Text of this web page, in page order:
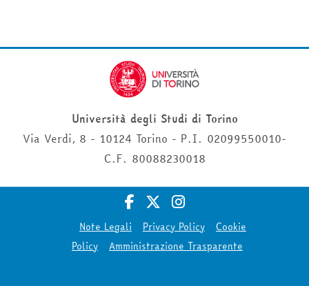
Università degli Studi di Torino
Via Verdi, 8 - 10124 Torino - P.I. 02099550010-
C.F. 80088230018
Note Legali Privacy Policy
Cookie
Policy
Amministrazione Trasparente